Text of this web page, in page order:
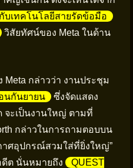
กับเทคโนโลยีสายรัดข้อมือ
วิสัยทัศน์ของ Meta ในด้าน
Meta กล่าวว่า งานประชุม
นกันยายน
ซึ่งจัดแสดง
จะเป็นงานใหญ่ ตามที่
กล่าวในการถามตอบบน
าศอุปกรณ์สวมใส่ที่ยิ่งใหญ่”
ดีต นั่นหมายถึง
QUEST